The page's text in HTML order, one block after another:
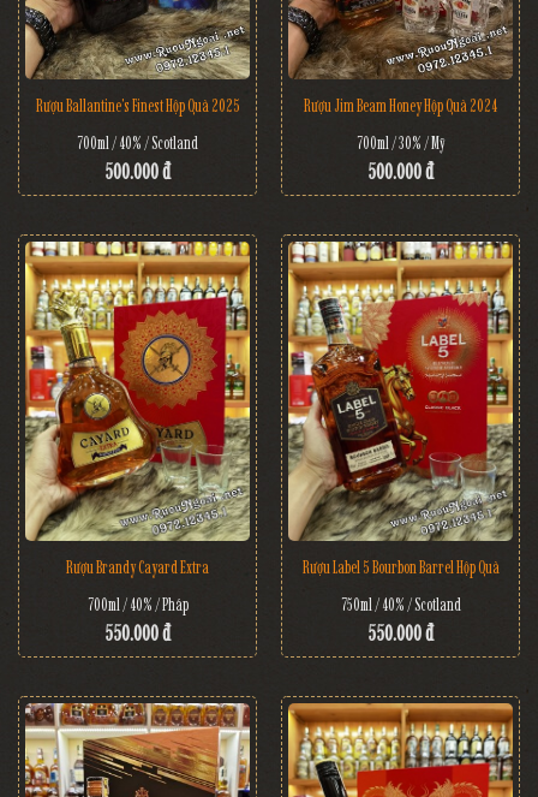
Rượu Ballantine's Finest Hộp Quà 2025
700ml / 40% / Scotland
500.000 đ
Rượu Jim Beam Honey Hộp Quà 2024
700ml / 30% / Mỹ
500.000 đ
Rượu Brandy Cayard Extra
700ml / 40% / Pháp
550.000 đ
Rượu Label 5 Bourbon Barrel Hộp Quà
750ml / 40% / Scotland
550.000 đ